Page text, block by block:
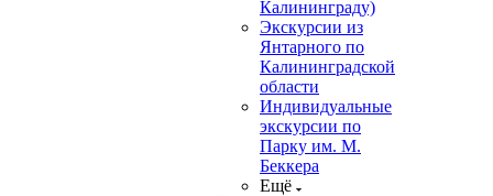
Калининграду)
Экскурсии из
Янтарного по
Калининградской
области
Индивидуальные
экскурсии по
Парку им. М.
Беккера
Ещё